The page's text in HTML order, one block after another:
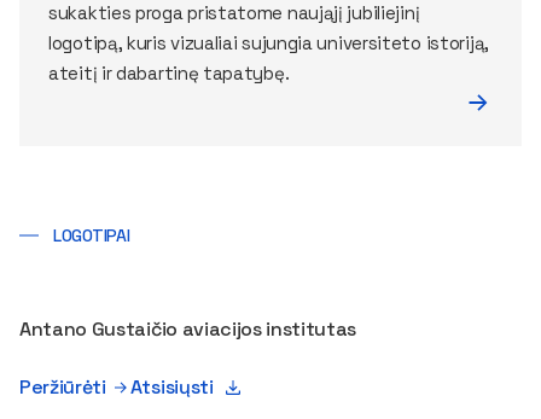
sukakties proga pristatome naująjį jubiliejinį
logotipą, kuris vizualiai sujungia universiteto istoriją,
ateitį ir dabartinę tapatybę.
LOGOTIPAI
Antano Gustaičio aviacijos institutas
Peržiūrėti Atsisiųsti